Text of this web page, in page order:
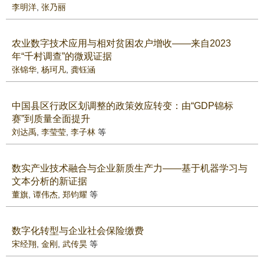
李明洋, 张乃丽
农业数字技术应用与相对贫困农户增收——来自2023
年“千村调查”的微观证据
张锦华, 杨珂凡, 龚钰涵
中国县区行政区划调整的政策效应转变：由“GDP锦标
赛”到质量全面提升
刘达禹, 李莹莹, 李子林 等
数实产业技术融合与企业新质生产力——基于机器学习与
文本分析的新证据
董旗, 谭伟杰, 郑钧耀 等
数字化转型与企业社会保险缴费
宋经翔, 金刚 , 武传昊 等